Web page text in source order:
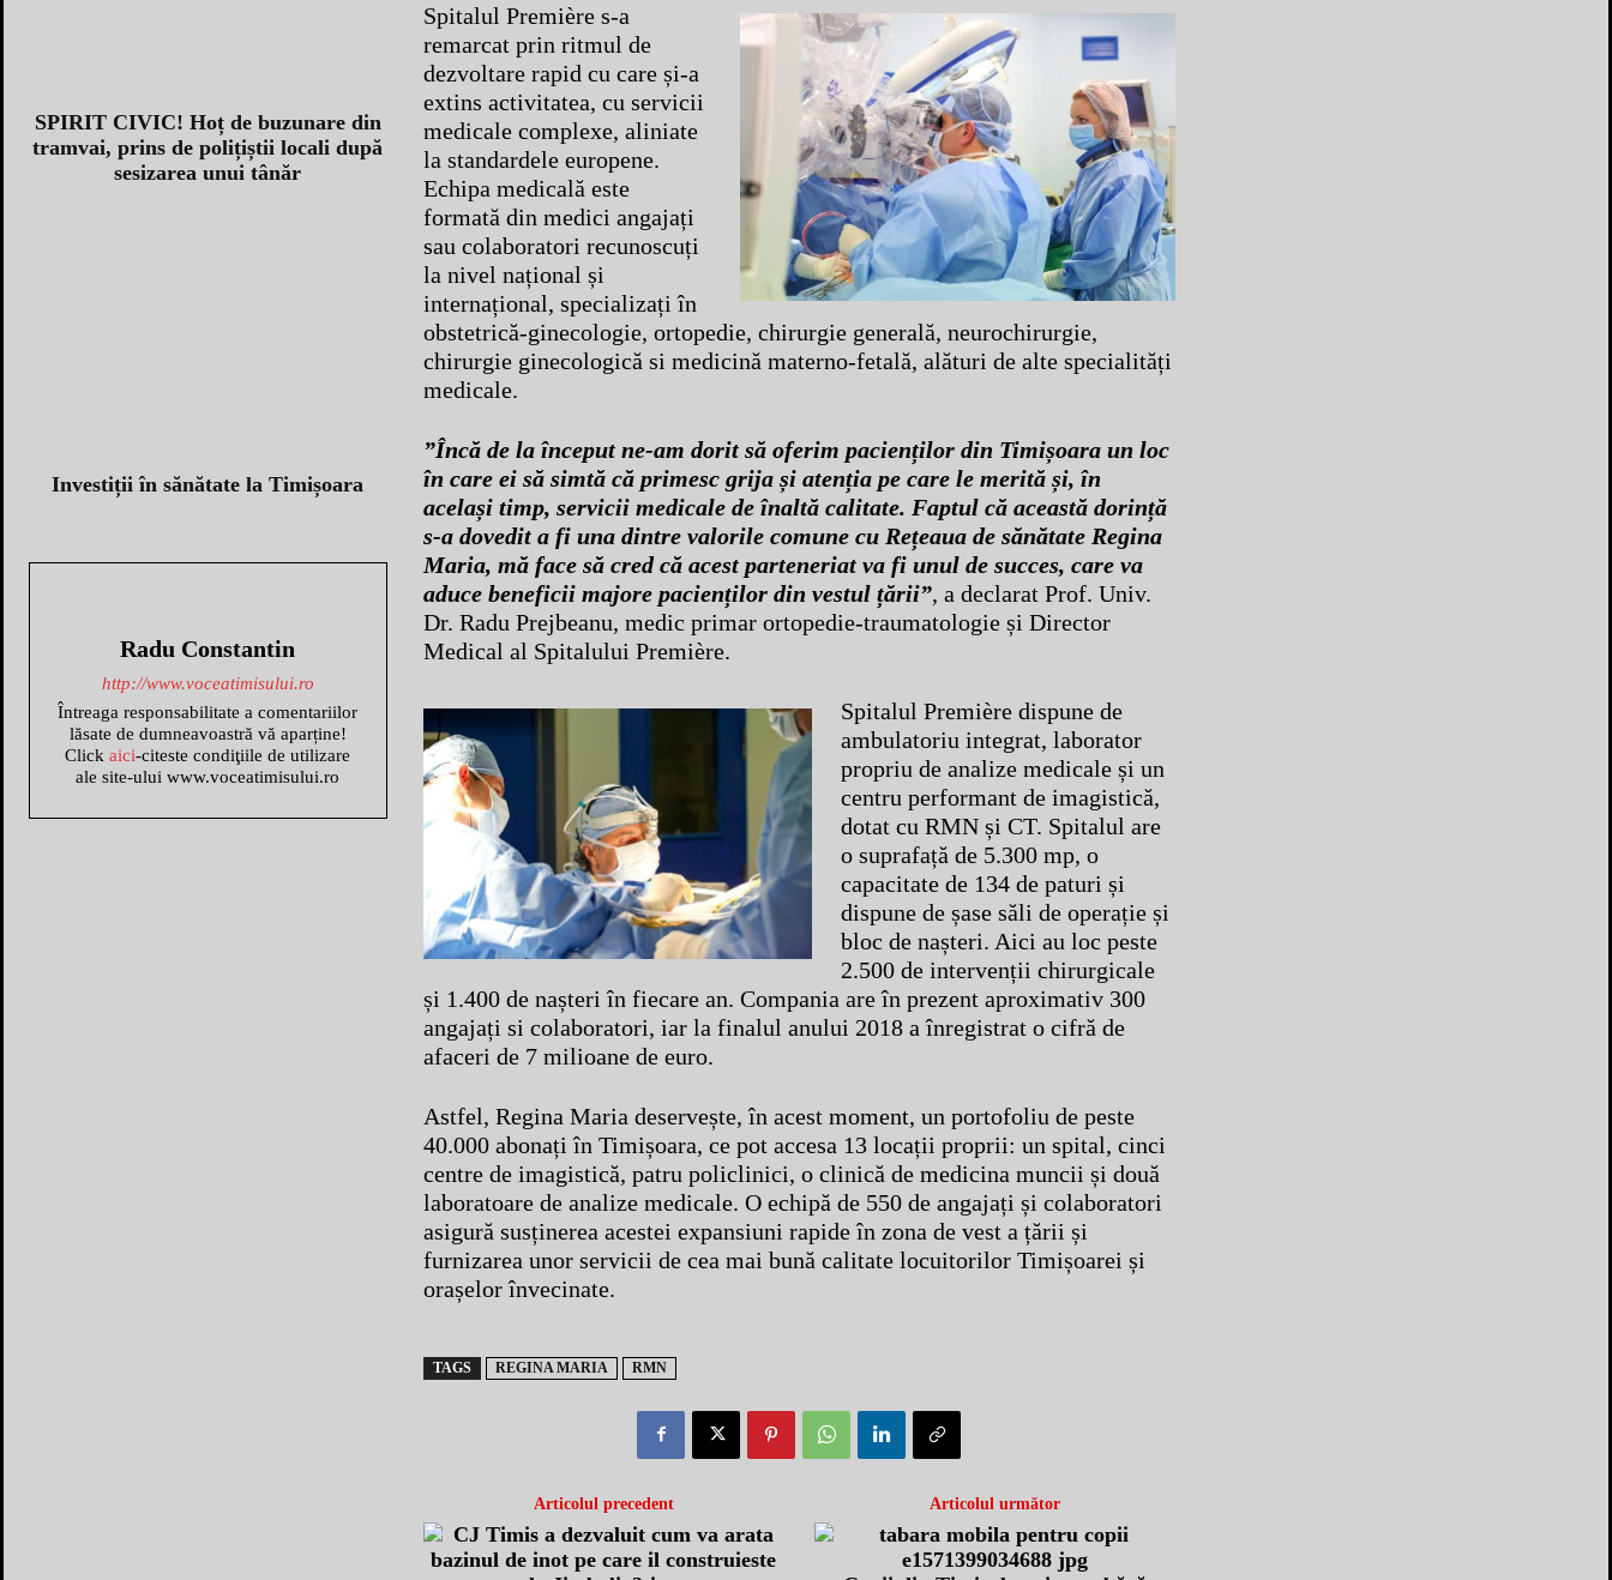
SPIRIT CIVIC! Hoț de buzunare din
tramvai, prins de polițiștii locali după
sesizarea unui tânăr
Investiții în sănătate la Timișoara
Radu Constantin
http://www.voceatimisului.ro
Întreaga responsabilitate a comentariilor
lăsate de dumneavoastră vă aparține!
Clickaici-citeste condiţiile de utilizare
ale site-ului www.voceatimisului.ro
Spitalul Première s-a
remarcat prin ritmul de
dezvoltare rapid cu care și-a
extins activitatea, cu servicii
medicale complexe, aliniate
la standardele europene.
Echipa medicală este
formată din medici angajați
sau colaboratori recunoscuți
la nivel național și
internațional, specializați în
obstetrică-ginecologie, ortopedie, chirurgie generală, neurochirurgie,
chirurgie ginecologică si medicină materno-fetală, alături de alte specialități
medicale.
”Încă de la început ne-am dorit să oferim pacienților din Timișoara un loc
în care ei să simtă că primesc grija și atenția pe care le merită și, în
același timp, servicii medicale de înaltă calitate. Faptul că această dorință
s-a dovedit a fi una dintre valorile comune cu Rețeaua de sănătate Regina
Maria, mă face să cred că acest parteneriat va fi unul de succes, care va
aduce beneficii majore pacienților din vestul țării”, a declarat Prof. Univ.
Dr. Radu Prejbeanu, medic primar ortopedie-traumatologie și Director
Medical al Spitalului Première.
Spitalul Première dispune de
ambulatoriu integrat, laborator
propriu de analize medicale și un
centru performant de imagistică,
dotat cu RMN și CT. Spitalul are
o suprafață de 5.300 mp, o
capacitate de 134 de paturi și
dispune de șase săli de operație și
bloc de nașteri. Aici au loc peste
2.500 de intervenții chirurgicale
și 1.400 de nașteri în fiecare an. Compania are în prezent aproximativ 300
angajați si colaboratori, iar la finalul anului 2018 a înregistrat o cifră de
afaceri de 7 milioane de euro.
Astfel, Regina Maria deservește, în acest moment, un portofoliu de peste
40.000 abonați în Timișoara, ce pot accesa 13 locații proprii: un spital, cinci
centre de imagistică, patru policlinici, o clinică de medicina muncii și două
laboratoare de analize medicale. O echipă de 550 de angajați și colaboratori
asigură susținerea acestei expansiuni rapide în zona de vest a țării și
furnizarea unor servicii de cea mai bună calitate locuitorilor Timișoarei și
orașelor învecinate.
TAGS REGINA MARIA RMN
Articolul precedent Articolul următor